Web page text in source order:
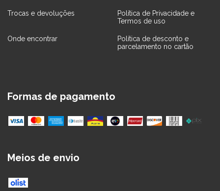
Trocas e devoluções
Política de Privacidade e
Termos de uso
Onde encontrar
Política de desconto e
parcelamento no cartão
Formas de pagamento
Meios de envio